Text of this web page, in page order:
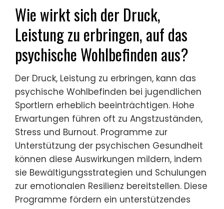
Wie wirkt sich der Druck,
Leistung zu erbringen, auf das
psychische Wohlbefinden aus?
Der Druck, Leistung zu erbringen, kann das
psychische Wohlbefinden bei jugendlichen
Sportlern erheblich beeinträchtigen. Hohe
Erwartungen führen oft zu Angstzuständen,
Stress und Burnout. Programme zur
Unterstützung der psychischen Gesundheit
können diese Auswirkungen mildern, indem
sie Bewältigungsstrategien und Schulungen
zur emotionalen Resilienz bereitstellen. Diese
Programme fördern ein unterstützendes